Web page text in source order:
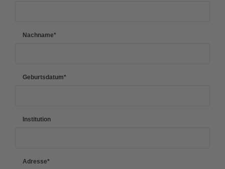
Nachname*
Geburtsdatum*
Institution
Adresse*